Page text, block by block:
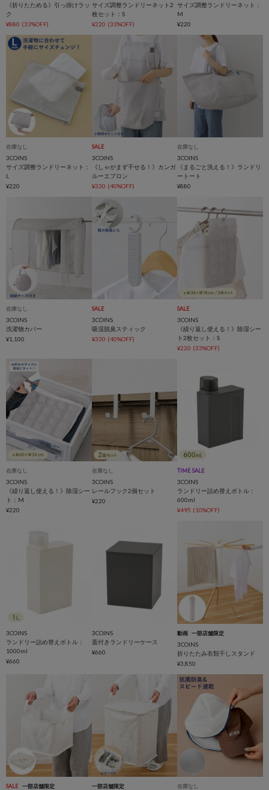
《折りたためる》引っ掛けラッ
ク
¥880 (33%OFF)
サイズ調整ランドリーネット2
枚セット：S
¥220 (33%OFF)
サイズ調整ランドリーネット：
M
¥220
在庫なし
3COINS
サイズ調整ランドリーネット：
L
¥220
SALE
3COINS
《しゃがまず干せる！》カンガ
ルーエプロン
¥330 (40%OFF)
在庫なし
3COINS
《まるごと洗える！》ランドリ
ートート
¥880
在庫なし
3COINS
洗濯物カバー
¥1,100
SALE
3COINS
吸湿脱臭スティック
¥330 (40%OFF)
SALE
3COINS
《繰り返し使える！》除湿シー
ト2枚セット：S
¥220 (33%OFF)
在庫なし
3COINS
《繰り返し使える！》除湿シー
ト：M
¥220
在庫なし
3COINS
レールフック2個セット
¥220
TIME SALE
3COINS
ランドリー詰め替えボトル：
600ml
¥495 (10%OFF)
3COINS
ランドリー詰め替えボトル：
1000ml
¥660
3COINS
蓋付きランドリーケース
¥660
動画 一部店舗限定
3COINS
折りたたみ衣類干しスタンド
¥3,850
SALE 一部店舗限定 一部店舗限定 在庫なし